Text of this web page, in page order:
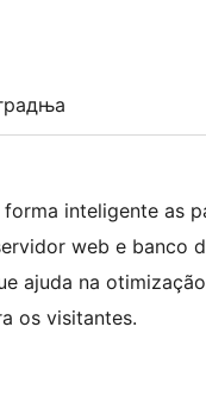
inteligente as
web e banco
ajuda na
os visitantes.